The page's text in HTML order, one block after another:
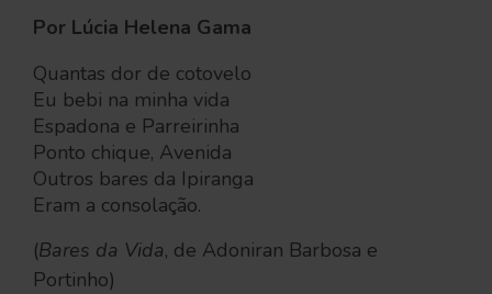
Por Lúcia Helena Gama
Quantas dor de cotovelo
Eu bebi na minha vida
Espadona e Parreirinha
Ponto chique, Avenida
Outros bares da Ipiranga
Eram a consolação.
(Bares da Vida, de Adoniran Barbosa e
Portinho)